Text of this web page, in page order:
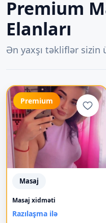
Premium
Elanları
Ən yaxşı təkliflər sizin
Premium
Masaj
Masaj xidməti
Razılaşma ilə